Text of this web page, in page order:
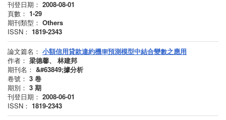
刊登日期： 2008-08-01
頁數： 1-29
期刊類型： Others
ISSN： 1819-2343
論文篇名： 小額信用貸款違約機率預測模型中結合變數之應用
作者： 梁德馨、 林建邦
期刊名： &#63849;據分析
卷號： 3 卷
期別： 3 期
刊登日期： 2008-06-01
ISSN： 1819-2343